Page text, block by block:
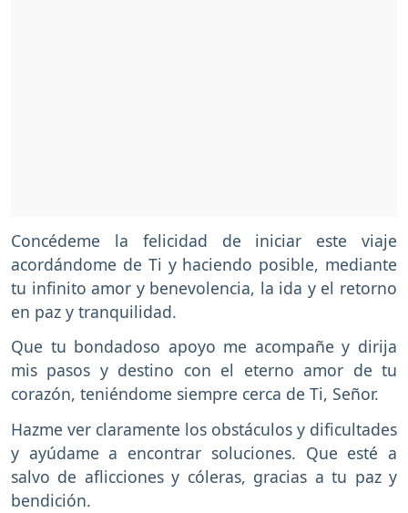
Concédeme la felicidad de iniciar este viaje
acordándome de Ti y haciendo posible, mediante
tu infinito amor y benevolencia, la ida y el retorno
en paz y tranquilidad.
Que tu bondadoso apoyo me acompañe y dirija
mis pasos y destino con el eterno amor de tu
corazón, teniéndome siempre cerca de Ti, Señor.
Hazme ver claramente los obstáculos y dificultades
y ayúdame a encontrar soluciones. Que esté a
salvo de aflicciones y cóleras, gracias a tu paz y
bendición.